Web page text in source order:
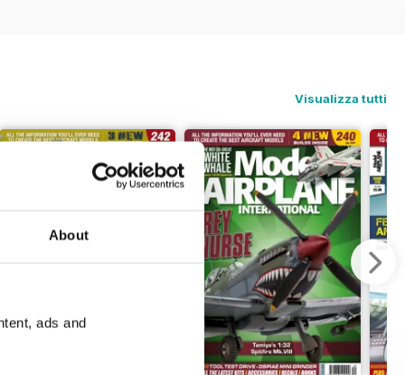
About
ads and
Visualizza tutti